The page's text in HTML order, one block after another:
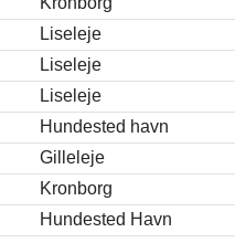
Liseleje
Liseleje
Liseleje
Hundested havn
Gilleleje
Kronborg
Hundested Havn